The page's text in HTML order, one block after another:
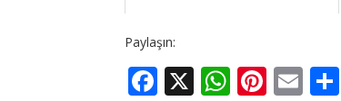
Paylaşın:
Facebook
X